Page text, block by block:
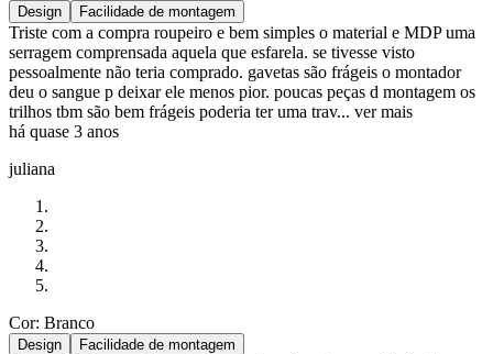
Design Facilidade de montagem
Triste com a compra roupeiro e bem simples o material e MDP uma
serragem comprensada aquela que esfarela. se tivesse visto
pessoalmente não teria comprado. gavetas são frágeis o montador
deu o sangue p deixar ele menos pior. poucas peças d montagem os
trilhos tbm são bem frágeis poderia ter uma trav... ver mais
há quase 3 anos
juliana
Cor: Branco
Design Facilidade de montagem